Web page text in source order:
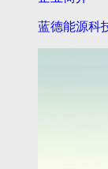
蓝德能源科